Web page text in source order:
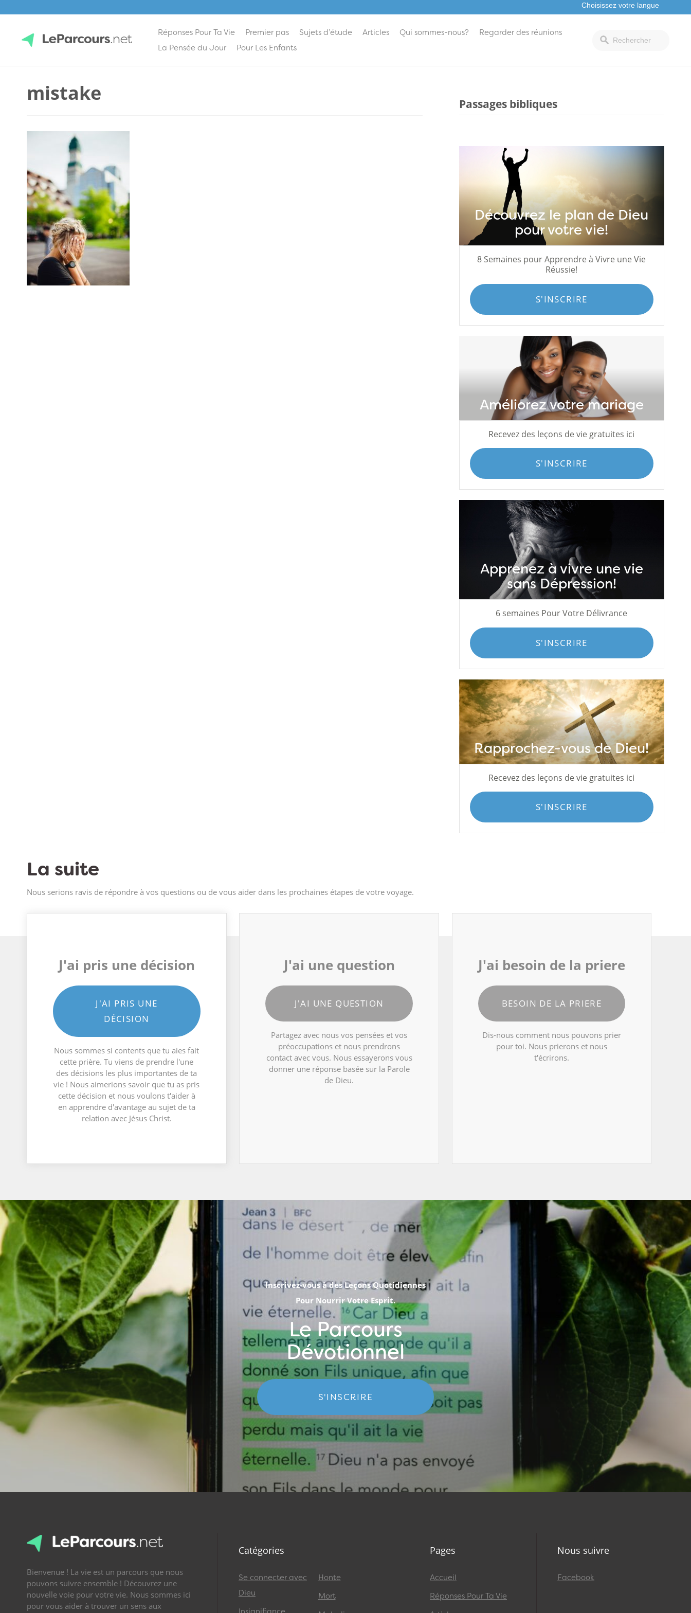
Réponses Pour Ta Vie Premier pas Sujets d’étude Articles Qui sommes-nous?
Regarder des réunions
La Pensée du Jour
Pour Les Enfants
mistake Passages bibliques
Découvrez le plan de Dieu
pour votre vie!
8 Semaines pour Apprendre à Vivre une Vie
Réussie!
S'INSCRIRE
Améliorez votre mariage
Recevez des leçons de vie gratuites ici
S'INSCRIRE
Apprenez à vivre une vie
sans Dépression!
6 semaines Pour Votre Délivrance
S'INSCRIRE
Rapprochez-vous de Dieu!
Recevez des leçons de vie gratuites ici
S'INSCRIRE
La suite
Nous serions ravis de répondre à vos questions ou de vous aider dans les prochaines étapes de votre voyage.
J'ai pris une décision
J'AI PRIS UNE
DÉCISION
Nous sommes si contents que tu aies fait
cette prière. Tu viens de prendre l'une
des décisions les plus importantes de ta
vie ! Nous aimerions savoir que tu as pris
cette décision et nous voulons t'aider à
en apprendre d'avantage au sujet de ta
relation avec Jésus Christ.
J'ai une question
J'AI UNE QUESTION
Partagez avec nous vos pensées et vos
préoccupations et nous prendrons
contact avec vous. Nous essayerons vous
donner une réponse basée sur la Parole
de Dieu.
J'ai besoin de la priere
BESOIN DE LA PRIERE
Dis-nous comment nous pouvons prier
pour toi. Nous prierons et nous
t'écrirons.
Inscrivez-vous à des Leçons Quotidiennes
Pour Nourrir Votre Esprit.
Le Parcours
Dévotionnel
S'INSCRIRE
Bienvenue ! La vie est un parcours que nous
pouvons suivre ensemble ! Découvrez une
nouvelle voie pour votre vie. Nous sommes ici
pour vous aider à trouver un sens aux
Catégories
Se connecter avec
Dieu
Honte
Mort
Pages
Accueil
Réponses Pour Ta Vie
Nous suivre
Facebook